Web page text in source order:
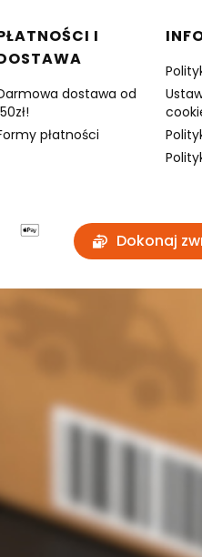
I
dostawa od
płatności
Dokonaj